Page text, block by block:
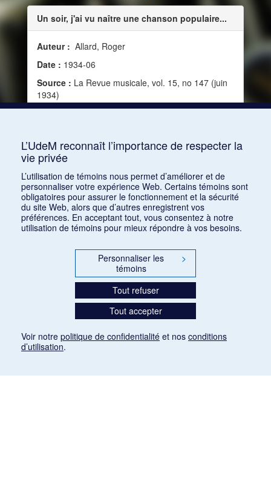
Un soir, j'ai vu naître une chanson populaire...
Auteur : Allard, Roger
Date : 1934-06
Source : La Revue musicale, vol. 15, no 147 (juin
1934)
L’UdeM reconnaît l’importance de respecter la
vie privée
L’utilisation de témoins nous permet d’améliorer et de
personnaliser votre expérience Web. Certains témoins sont
obligatoires pour assurer le fonctionnement et la sécurité
du site Web, alors que d’autres enregistrent vos
préférences. En acceptant tout, vous consentez à notre
utilisation de témoins pour mieux répondre à vos besoins.
Personnaliser les
témoins
>
Tout refuser
Tout accepter
Voir notre politique de confidentialité et nos conditions
d’utilisation.